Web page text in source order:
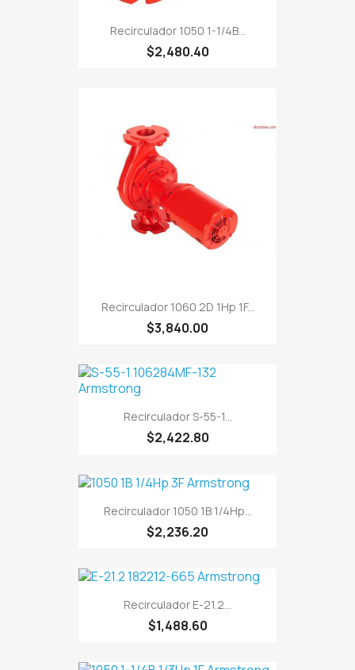
Recirculador 1050 1-1/4B...
$2,480.40
Recirculador 1060 2D 1Hp 1F...
$3,840.00
Recirculador S-55-1...
$2,422.80
Recirculador 1050 1B 1/4Hp...
$2,236.20
Recirculador E-21.2...
$1,488.60